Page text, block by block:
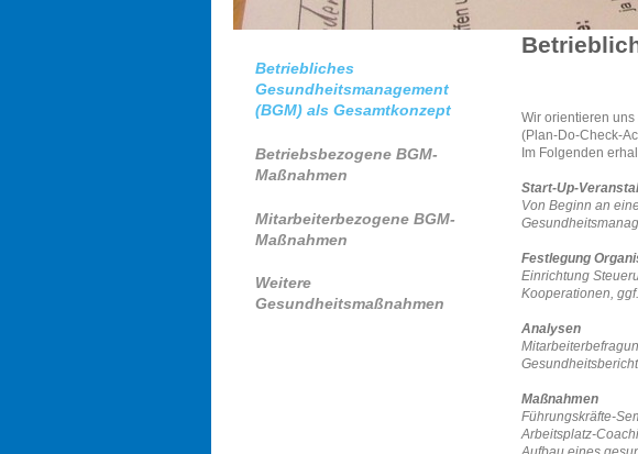
Wir orientieren
(Plan-Do-Check-
Im Folgenden
Start-Up-
Von Beginn an
Festlegung
Einrichtung
Kooperationen,
Analysen
Maßnahmen
Führungskräfte-
Arbeitsplatz-
Betriebliches
Gesundheitsmanagement
(BGM) als Gesamtkonzept
Betriebsbezogene BGM-
Maßnahmen
Mitarbeiterbezogene BGM-
Maßnahmen
Weitere
Gesundheitsmaßnahmen